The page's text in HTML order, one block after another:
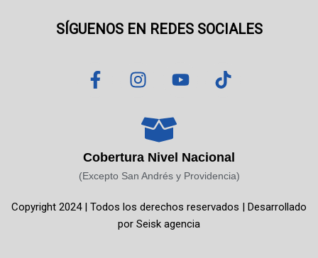
SÍGUENOS EN REDES SOCIALES
F
a
o
o
-
I
n
t
a
g
r
m
Y
o
b
e
T
i
k
Cobertura Nivel Nacional
(Excepto San Andrés y Providencia)
Copyright 2024 | Todos los derechos reservados | Desarrollado
por Seisk agencia